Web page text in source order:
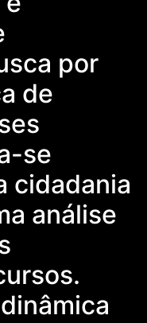
por
de
se
cidadania
análise